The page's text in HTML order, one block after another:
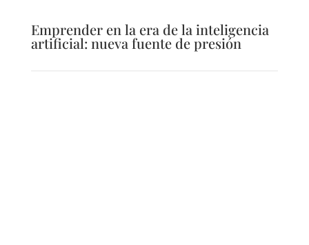
Emprender en la era de la inteligencia
artificial: nueva fuente de presión